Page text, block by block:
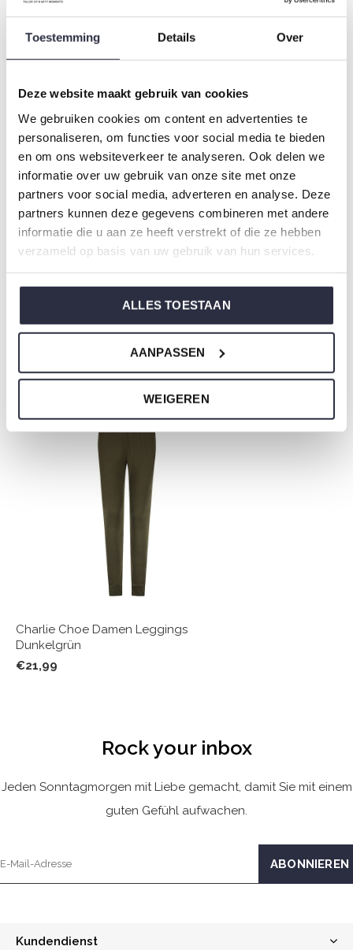
Toestemming Details Over
Deze website maakt gebruik van cookies
We gebruiken cookies om content en advertenties te
personaliseren, om functies voor social media te bieden
en om ons websiteverkeer te analyseren. Ook delen we
informatie over uw gebruik van onze site met onze
partners voor social media, adverteren en analyse. Deze
partners kunnen deze gegevens combineren met andere
informatie die u aan ze heeft verstrekt of die ze hebben
verzameld op basis van uw gebruik van hun services.
ALLES TOESTAAN
AANPASSEN
WEIGEREN
Typ:
Artikelnummer: O57118-38
Die Nachtwäsche von Charlie Choe ist gefertigt aus
einem wunderbar weichen Jersey und hat eine perfekte
Passform.
Sie sind sich nicht sicher, welche Größe Sie für unsere
Nachtwäsche wählen sollen?
Klicken Sie dannhierfür die Größentabelle von Charlie
Nicht ze vergessen
Charlie Choe Damen Leggings
Dunkelgrün
€21,99
Rock your inbox
Jeden Sonntagmorgen mit Liebe gemacht, damit Sie mit einem
guten Gefühl aufwachen.
Kundendienst